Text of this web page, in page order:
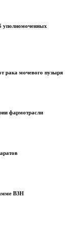
уполномоченных
рака мочевого пузыря
фармотрасли
ВЗН